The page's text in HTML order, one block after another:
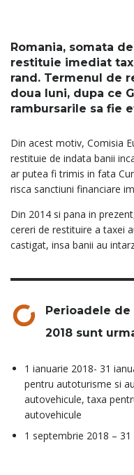
Romania, somata
restituie imediat
rand. Termenul de
doua luni, dupa ce
rambursarile sa fie
Din acest motiv, Comisia
restituie de indata banii
ar putea fi trimis in fata
risca sanctiuni financiare
Din 2014 si pana in
cereri de restituire a taxei
castigat, insa banii au
Perioadele
2018 sunt
1 ianuarie 2018- 31
pentru autoturisme si
autovehicule, taxa
autovehicule
1 septembrie 2018 –